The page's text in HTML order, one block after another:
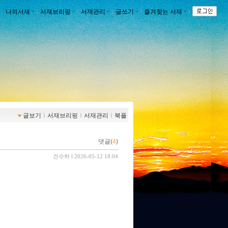
나의서재 ｌ서재브리핑 ｌ서재관리 ｌ글쓰기 ｌ즐겨찾는 서재 ｌ
글보기 ｌ 서재브리핑 ｌ 서재관리 ｌ 북플
댓글(4)
건수하 l 2026-05-12 18:04